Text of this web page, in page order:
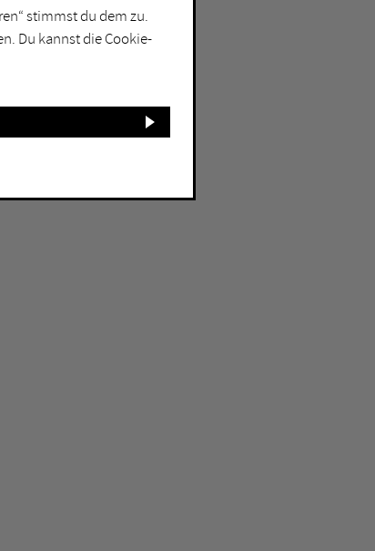
stimmst du dem zu.
Du kannst die Cookie-